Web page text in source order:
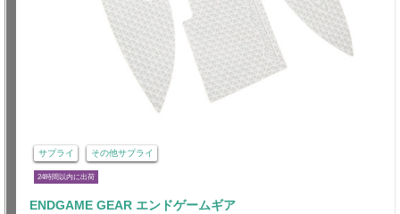
サプライ その他サプライ
24時間以内に出荷
ENDGAME GEAR エンドゲームギア